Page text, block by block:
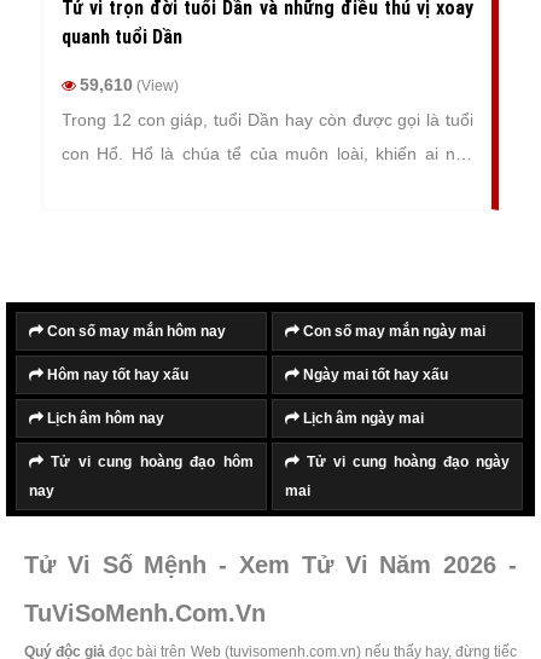
Tử vi trọn đời tuổi Dần và những điều thú vị xoay
quanh tuổi Dần
59,610 (View)
Trong 12 con giáp, tuổi Dần hay còn được gọi là tuổi
con Hổ. Hổ là chúa tể của muôn loài, khiến ai nấy
Con số may mắn hôm nay Con số may mắn ngày mai
Hôm nay tốt hay xấu Ngày mai tốt hay xấu
Lịch âm hôm nay Lịch âm ngày mai
Tử vi cung hoàng đạo hôm
nay
Tử vi cung hoàng đạo ngày
mai
Tử Vi Số Mệnh - Xem Tử Vi Năm 2026 -
TuViSoMenh.Com.Vn
Quý độc giả đọc bài trên Web (tuvisomenh.com.vn) nếu thấy hay, đừng tiếc